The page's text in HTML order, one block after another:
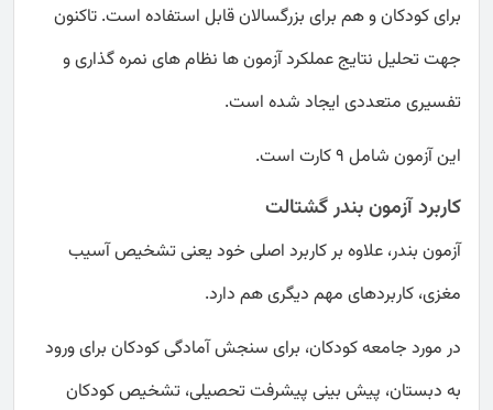
برای کودکان و هم برای بزرگسالان قابل استفاده است. تاکنون
جهت تحلیل نتایج عملکرد آزمون ها نظام های نمره گذاری و
تفسیری متعددی ایجاد شده است.
این آزمون شامل 9 کارت است.
کاربرد آزمون بندر گشتالت
آزمون بندر، علاوه بر کاربرد اصلی خود یعنی تشخیص آسیب
مغزی، کاربرد‌های مهم دیگری هم دارد.
در مورد جامعه کودکان، برای سنجش آمادگی کودکان برای ورود
به دبستان، پیش بینی پیشرفت تحصیلی، ‌تشخیص کودکان